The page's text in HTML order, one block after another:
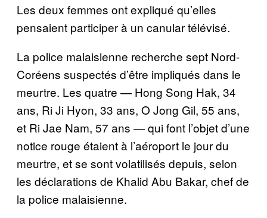
Les deux femmes ont expliqué qu’elles
pensaient participer à un canular télévisé.
La police malaisienne recherche sept Nord-
Coréens suspectés d’être impliqués dans le
meurtre. Les quatre — Hong Song Hak, 34
ans, Ri Ji Hyon, 33 ans, O Jong Gil, 55 ans,
et Ri Jae Nam, 57 ans — qui font l’objet d’une
notice rouge étaient à l’aéroport le jour du
meurtre, et se sont volatilisés depuis, selon
les déclarations de Khalid Abu Bakar, chef de
la police malaisienne.